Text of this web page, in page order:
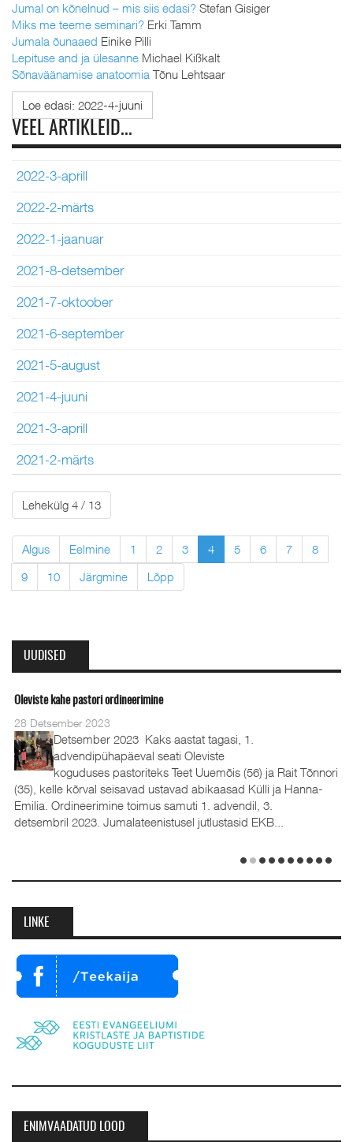
Jumal on kõnelnud – mis siis edasi? Stefan Gisiger
Miks me teeme seminari? Erki Tamm
Jumala õunaaed Einike Pilli
Lepituse and ja ülesanne Michael Kißkalt
Sõnaväänamise anatoomia Tõnu Lehtsaar
Loe edasi: 2022-4-juuni
VEEL ARTIKLEID...
2022-3-aprill
2022-2-märts
2022-1-jaanuar
2021-8-detsember
2021-7-oktoober
2021-6-september
2021-5-august
2021-4-juuni
2021-3-aprill
2021-2-märts
Lehekülg 4 / 13
Algus Eelmine 1 2 3 4 5 6 7
8
9
10 Järgmine Lõpp
UUDISED
Oleviste kahe pastori ordineerimine
28 Detsember 2023
Detsember 2023 Kaks aastat tagasi, 1.
advendipühapäeval seati Oleviste
koguduses pastoriteks Teet Uuemõis (56) ja Rait Tõnnori
(35), kelle kõrval seisavad ustavad abikaasad Külli ja Hanna-
Emilia. Ordineerimine toimus samuti 1. advendil, 3.
detsembril 2023. Jumalateenistusel jutlustasid EKB...
LINKE
ENIMVAADATUD LOOD